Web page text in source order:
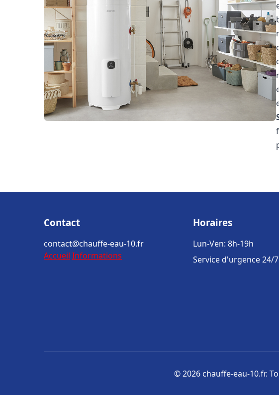
Contact
contact@chauffe-eau-10.fr
Accueil Informations
Horaires
Lun-Ven: 8h-19h
Service d'urgence 24/7
© 2026 chauffe-eau-10.fr.